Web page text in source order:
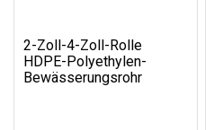
2-Zoll-4-Zoll-Rolle
HDPE-Polyethylen-
Bewässerungsrohr